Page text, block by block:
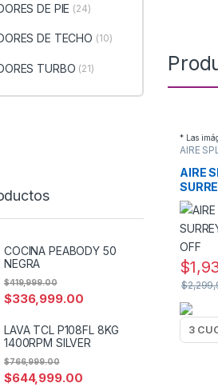
* Las
AIRE
AIRE
ON-OFF
$
$
DE PIE (24)
DE TECHO (10)
TURBO (21)
COCINA PEABODY 50
NEGRA
$336,999.00
$419,999.00
LAVA TCL P108FL 8KG
1400RPM SILVER
$644,999.00
$766,999.00